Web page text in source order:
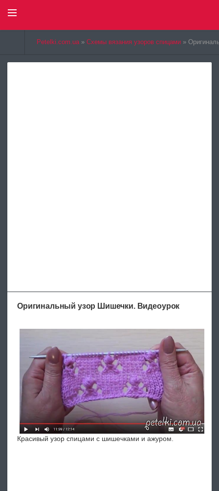
Petelki.com.ua» Схемы вязания узоров спицами »
Оригинальный узор Шишечки. Видеоурок
Красивый узор спицами с шишечками и ажуром.